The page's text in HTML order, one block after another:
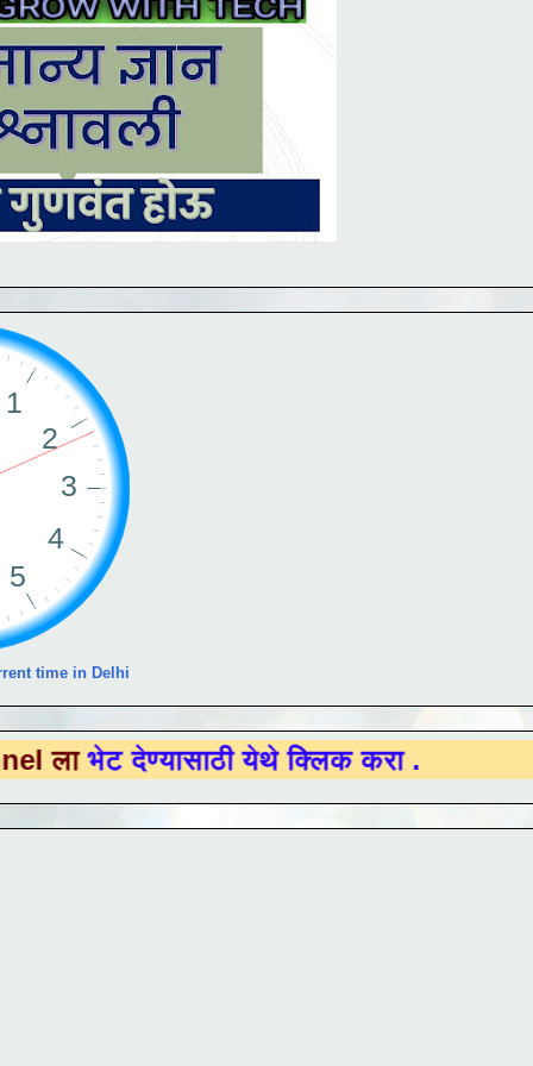
time in Delhi
येथे क्लिक करा .